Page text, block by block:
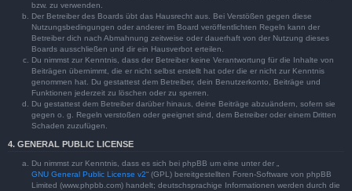
bzw. zu verwenden.
Der Betreiber des Boards übt das Hausrecht aus. Bei Verstößen gegen diese
Nutzungsbedingungen oder anderer im Board veröffentlichten Regeln kann der
Betreiber dich nach Abmahnung zeitweise oder dauerhaft von der Nutzung dieses
Boards ausschließen und dir ein Hausverbot erteilen.
Du nimmst zur Kenntnis, dass der Betreiber keine Verantwortung für die Inhalte von
Beiträgen übernimmt, die er nicht selbst erstellt hat oder die er nicht zur Kenntnis
genommen hat. Du gestattest dem Betreiber, dein Benutzerkonto, Beiträge und
Funktionen jederzeit zu löschen oder zu sperren.
Du gestattest dem Betreiber darüber hinaus, deine Beiträge abzuändern, sofern sie
gegen o. g. Regeln verstoßen oder geeignet sind, dem Betreiber oder einem Dritten
Schaden zuzufügen.
4. GENERAL PUBLIC LICENSE
Du nimmst zur Kenntnis, dass es sich bei phpBB um eine unter der „
GNU General Public License v2“ (GPL) bereitgestellten Foren-Software von phpBB
Limited (www.phpbb.com) handelt; deutschsprachige Informationen werden durch die